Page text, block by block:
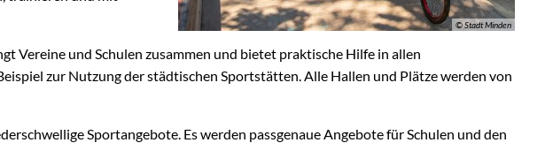
© Stadt Minden
Vereine und Schulen zusammen und bietet praktische Hilfe in allen
zur Nutzung der städtischen Sportstätten. Alle Hallen und Plätze werden von
Sportangebote. Es werden passgenaue Angebote für Schulen und den